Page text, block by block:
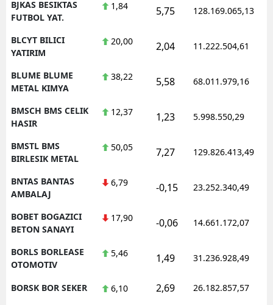
BJKAS BESIKTAS
FUTBOL YAT.
1,84 5,75 128.169.065,13
BLCYT BILICI
YATIRIM
20,00 2,04 11.222.504,61
BLUME BLUME
METAL KIMYA
38,22 5,58 68.011.979,16
BMSCH BMS CELIK
HASIR
12,37 1,23 5.998.550,29
BMSTL BMS
BIRLESIK METAL
50,05 7,27 129.826.413,49
BNTAS BANTAS
AMBALAJ
6,79 -0,15 23.252.340,49
BOBET BOGAZICI
BETON SANAYI
17,90 -0,06 14.661.172,07
BORLS BORLEASE
OTOMOTIV
5,46 1,49 31.236.928,49
BORSK BOR SEKER 6,10 2,69 26.182.857,57